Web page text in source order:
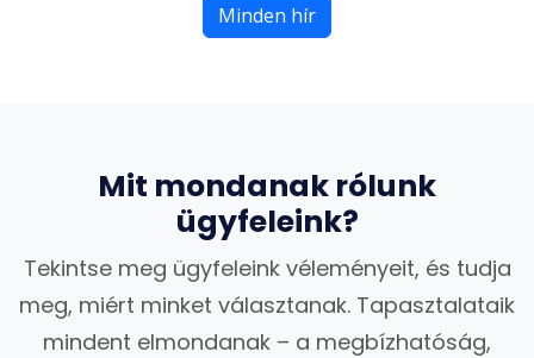
Minden hír
Mit mondanak rólunk
ügyfeleink?
Tekintse meg ügyfeleink véleményeit, és tudja
meg, miért minket választanak. Tapasztalataik
mindent elmondanak – a megbízhatóság,